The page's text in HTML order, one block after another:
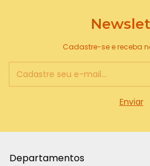
Cadastre-se e receba
Departamentos